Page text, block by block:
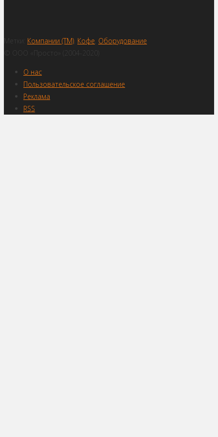
Метки: Компании (ТМ) Кофе Оборудование
© ООО «Просто» (2004-2020)
О нас
Пользовательское соглашение
Реклама
RSS